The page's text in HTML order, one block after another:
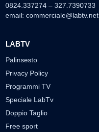
0824.337274 – 327.7390733
email: commerciale@labtv.net
LABTV
Palinsesto
Privacy Policy
Programmi TV
Speciale LabTv
Doppio Taglio
Free sport